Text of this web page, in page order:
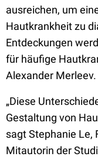
ausreichen, um
Hautkrankheit zu
Entdeckungen
für häufige
Alexander Merleev.
„Diese
Gestaltung von
sagt Stephanie Le,
Mitautorin der